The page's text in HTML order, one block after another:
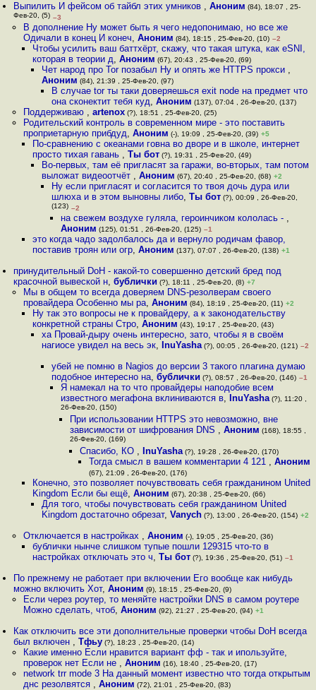
Выпилить И фейсом об тайбл этих умников ,Аноним (84), 18:07 , 25-
Фев-20, (5) –3
В дополнение Ну может быть я чего недопонимаю, но все же
Одичали в конец И конеч, Аноним (84), 18:15 , 25-Фев-20, (10) –2
Чтобы усилить ваш баттxёрт, скажу, что такая штука, как eSNI,
которая в теории д, Аноним (67), 20:43 , 25-Фев-20, (69)
Чет народ про Tor позабыл Ну и опять же HTTPS прокси ,
Аноним (84), 21:39 , 25-Фев-20, (97)
В случае tor ты таки доверяешься exit node на предмет что
она сконектит тебя куд, Аноним (137), 07:04 , 26-Фев-20, (137)
Поддерживаю , artenox(?), 18:51 , 25-Фев-20, (25)
Родительский контроль в современном мире - это поставить
проприетарную пpибдyд, Аноним (-), 19:09 , 25-Фев-20, (39) +5
По-сравнению с океанами говна во дворе и в школе, интернет
просто тихая гавань , Ты бот(?), 19:31 , 25-Фев-20, (49)
Во-первых, там её пригласят за гаражи, во-вторых, там потом
выложат видеоотчёт ,Аноним (67), 20:40 , 25-Фев-20, (68) +2
Ну если пригласят и согласится то твоя дочь дура или
шлюха и в этом выновны либо, Ты бот(?), 00:09 , 26-Фев-20,
(123) –2
на свежем воздухе гуляла, героинчиком кололась - ,
Аноним (125), 01:51 , 26-Фев-20, (125) –1
это когда чадо задолбалось да и вернуло родичам фавор,
поставив троян или огр, Аноним (137), 07:07 , 26-Фев-20, (138) +1
принудительный DoH - какой-то совершенно детский бред под
красочной вывеской н,бублички (?), 18:11 , 25-Фев-20, (8) +7
Мы в общем то всегда доверяем DNS-резолверам своего
провайдера Особенно мы ра, Аноним (84), 18:19 , 25-Фев-20, (11) +2
Ну так это вопросы не к провайдеру, а к законодательству
конкретной страны Стро, Аноним (43), 19:17 , 25-Фев-20, (43)
ха Провай-дыру очень интересно, зато, чтобы я в своём
нагиосе увидел на весь эк, InuYasha (?), 00:05 , 26-Фев-20, (121) –2
убей не помню в Nagios до версии 3 такого плагина думаю
подобное интересно на, бублички (?), 08:57 , 26-Фев-20, (146) –1
Я намекал на то что провайдеры наподобие всем
известного мегафона вклиниваются в, InuYasha(?), 11:20 ,
26-Фев-20, (150)
При использовании HTTPS это невозможно, вне
зависимости от шифрования DNS ,Аноним (168), 18:55 ,
26-Фев-20, (169)
Спасибо, КО , InuYasha(?), 19:28 , 26-Фев-20, (170)
Тогда смысл в вашем комментарии 4 121 , Аноним
(67), 21:09 , 26-Фев-20, (176)
Конечно, это позволяет почувствовать себя гражданином United
Kingdom Если бы ещё, Аноним (67), 20:38 , 25-Фев-20, (66)
Для того, чтобы почувствовать себя гражданином United
Kingdom достаточно обрезат,Vanych (?), 13:00 , 26-Фев-20, (154) +2
Отключается в настройках , Аноним (-), 19:05 , 25-Фев-20, (36)
бублички нынче слишком тупые пошли 129315 что-то в
настройках отключать это ч, Ты бот(?), 19:36 , 25-Фев-20, (51) –1
По прежнему не работает при включении Его вообще как нибудь
можно включить Хот,Аноним (9), 18:15 , 25-Фев-20, (9)
Если через роутер, то меняйте настройки DNS в самом роутере
Можно сделать, чтоб, Аноним (92), 21:27 , 25-Фев-20, (94) +1
Как отключить все эти дополнительные проверки чтобы DoH всегда
был включен ,Тфьу (?), 18:23 , 25-Фев-20, (14)
Какие именно Если нравится вариант фф - так и ипользуйте,
проверок нет Если не , Аноним (16), 18:40 , 25-Фев-20, (17)
network trr mode 3 На данный момент известно что тогда открытым
днс резолвятся , Аноним (72), 21:01 , 25-Фев-20, (83)